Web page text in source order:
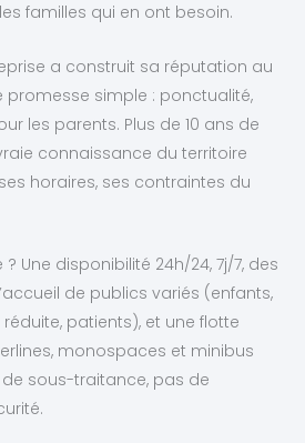
familles qui en ont besoin.
a construit sa réputation au
promesse simple : ponctualité,
les parents. Plus de 10 ans de
connaissance du territoire
horaires, ses contraintes du
Une disponibilité 24h/24, 7j/7, des
de publics variés (enfants,
patients), et une flotte
monospaces et minibus
de sous-traitance, pas de